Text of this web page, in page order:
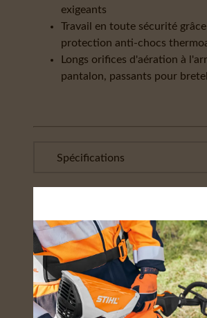
exigeants
Travail en toute sécurité
protection anti-chocs
Longs orifices d'aération à
pantalon, passants pour